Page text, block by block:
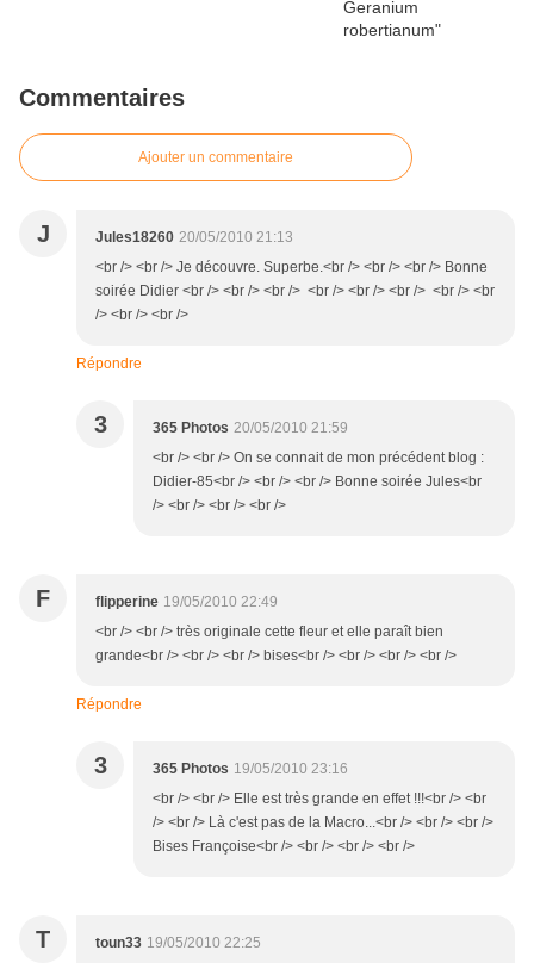
Commentaires
Ajouter un commentaire
J Jules18260 20/05/2010 21:13
<br /> <br /> Je découvre. Superbe.<br /> <br /> <br /> Bonne
soirée Didier <br /> <br /> <br /> <br /> <br /> <br /> <br /> <br
/> <br /> <br />
Répondre
3 365 Photos 20/05/2010 21:59
<br /> <br /> On se connait de mon précédent blog :
Didier-85<br /> <br /> <br /> Bonne soirée Jules<br
/> <br /> <br /> <br />
F flipperine 19/05/2010 22:49
<br /> <br /> très originale cette fleur et elle paraît bien
grande<br /> <br /> <br /> bises<br /> <br /> <br /> <br />
Répondre
3 365 Photos 19/05/2010 23:16
<br /> <br /> Elle est très grande en effet !!!<br /> <br
/> <br /> Là c'est pas de la Macro...<br /> <br /> <br />
Bises Françoise<br /> <br /> <br /> <br />
T toun33 19/05/2010 22:25